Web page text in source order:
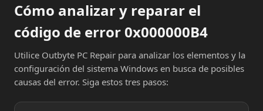
Cómo analizar y reparar el
código de error 0x000000B4
Utilice Outbyte PC Repair para analizar los elementos y la
configuración del sistema Windows en busca de posibles
causas del error. Siga estos tres pasos: